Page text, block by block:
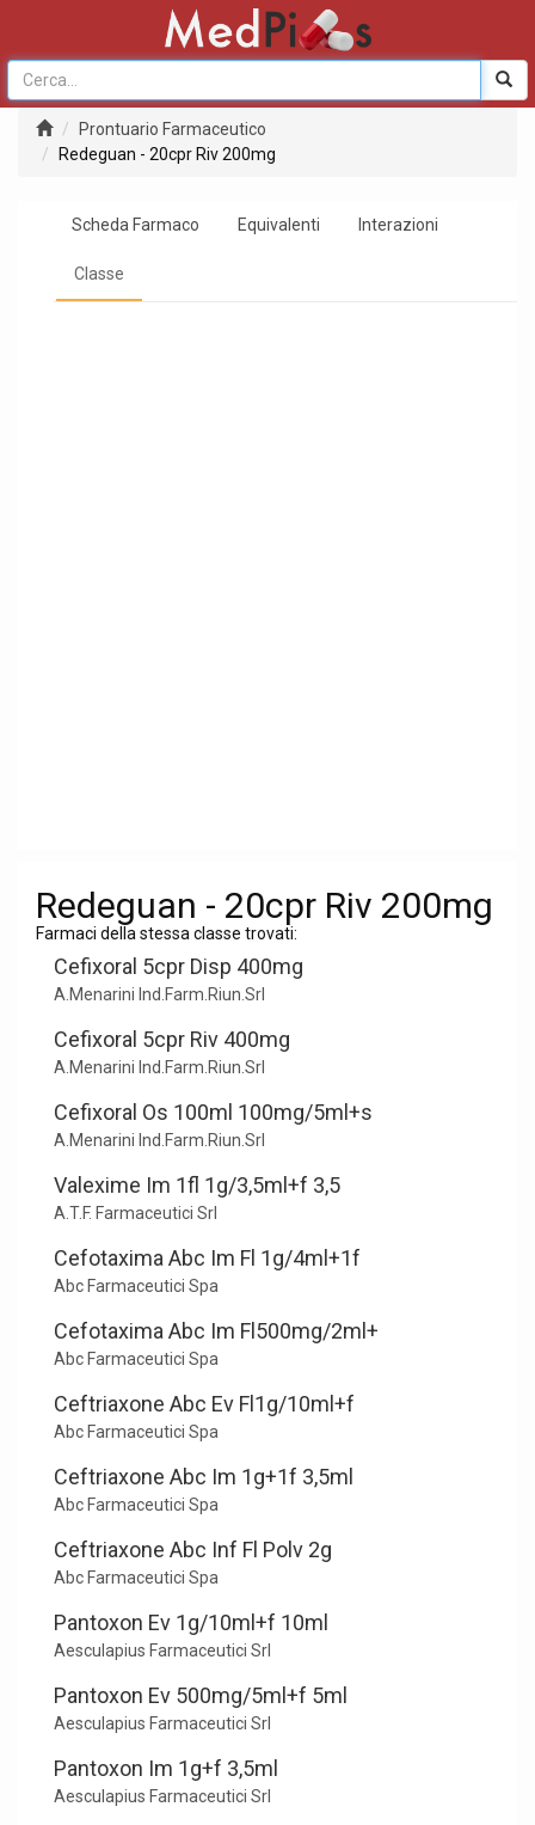
Prontuario Farmaceutico
Redeguan - 20cpr Riv 200mg
Scheda Farmaco Equivalenti Interazioni
Classe
Redeguan - 20cpr Riv 200mg
Farmaci della stessa classe trovati:
Cefixoral 5cpr Disp 400mg
A.Menarini Ind.Farm.Riun.Srl
Cefixoral 5cpr Riv 400mg
A.Menarini Ind.Farm.Riun.Srl
Cefixoral Os 100ml 100mg/5ml+s
A.Menarini Ind.Farm.Riun.Srl
Valexime Im 1fl 1g/3,5ml+f 3,5
A.T.F. Farmaceutici Srl
Cefotaxima Abc Im Fl 1g/4ml+1f
Abc Farmaceutici Spa
Cefotaxima Abc Im Fl500mg/2ml+
Abc Farmaceutici Spa
Ceftriaxone Abc Ev Fl1g/10ml+f
Abc Farmaceutici Spa
Ceftriaxone Abc Im 1g+1f 3,5ml
Abc Farmaceutici Spa
Ceftriaxone Abc Inf Fl Polv 2g
Abc Farmaceutici Spa
Pantoxon Ev 1g/10ml+f 10ml
Aesculapius Farmaceutici Srl
Pantoxon Ev 500mg/5ml+f 5ml
Aesculapius Farmaceutici Srl
Pantoxon Im 1g+f 3,5ml
Aesculapius Farmaceutici Srl